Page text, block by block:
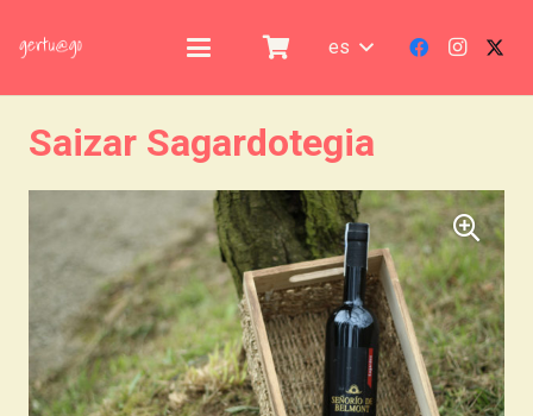
es
Saizar Sagardotegia